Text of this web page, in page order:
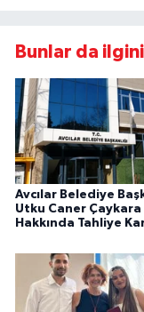
Bunlar da
Avcılar Belediye
Utku Caner Çaykara
Hakkında Tahliye